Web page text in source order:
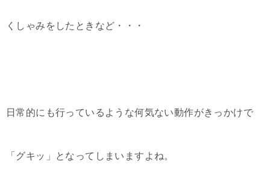
くしゃみをしたときなど・・・
日常的にも行っているような何気ない動作がきっかけで
「グキッ」となってしまいますよね。